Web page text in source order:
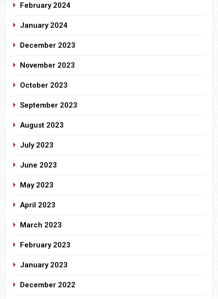
February 2024
January 2024
December 2023
November 2023
October 2023
September 2023
August 2023
July 2023
June 2023
May 2023
April 2023
March 2023
February 2023
January 2023
December 2022